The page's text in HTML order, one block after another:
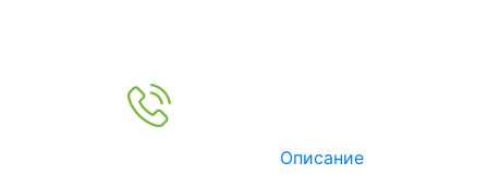
Описание